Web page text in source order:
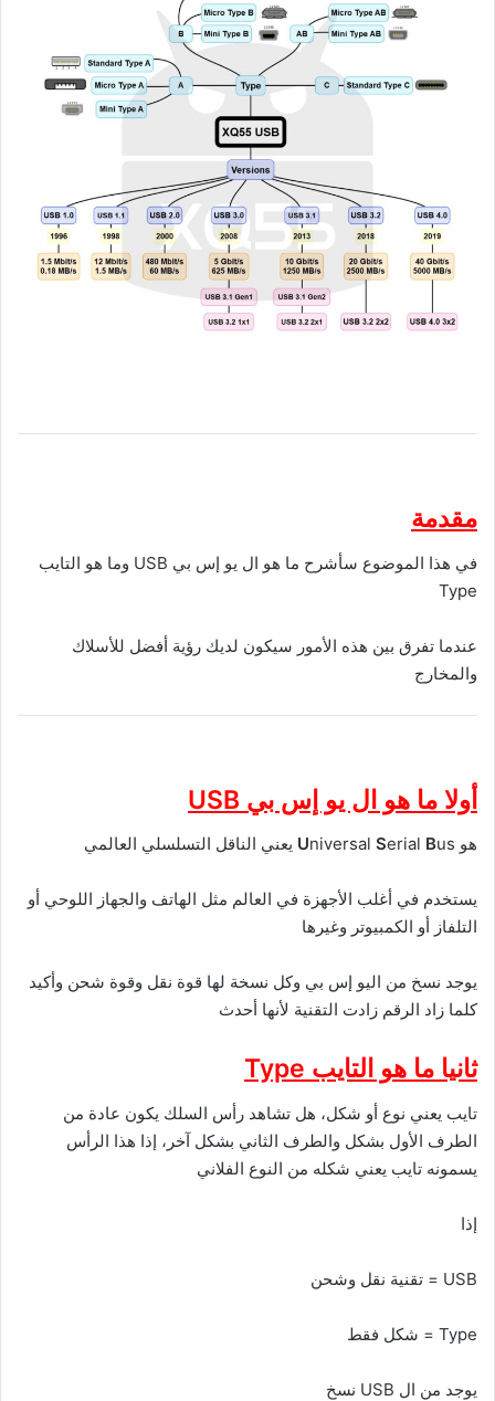
مقدمة
في هذا الموضوع سأشرح ما هو ال يو إس بي USB وما هو التايب
Type
عندما تفرق بين هذه الأمور سيكون لديك رؤية أفضل للأسلاك
والمخارج
أولا ما هو ال يو إس بي USB
هو Universal Serial Bus يعني الناقل التسلسلي العالمي
يستخدم في أغلب الأجهزة في العالم مثل الهاتف والجهاز اللوحي أو
التلفاز أو الكمبيوتر وغيرها
يوجد نسخ من اليو إس بي وكل نسخة لها قوة نقل وقوة شحن وأكيد
كلما زاد الرقم زادت التقنية لأنها أحدث
ثانيا ما هو التايب Type
تايب يعني نوع أو شكل، هل تشاهد رأس السلك يكون عادة من
الطرف الأول بشكل والطرف الثاني بشكل آخر، إذا هذا الرأس
يسمونه تايب يعني شكله من النوع الفلاني
إذا
USB = تقنية نقل وشحن
Type = شكل فقط
يوجد من ال USB نسخ